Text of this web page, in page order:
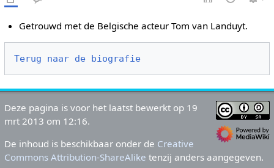
Getrouwd met de Belgische acteur Tom van Landuyt.
Terug naar de biografie
Deze pagina is voor het laatst bewerkt op 19
mrt 2013 om 12:16.
De inhoud is beschikbaar onder de Creative
Commons Attribution-ShareAlike tenzij anders aangegeven.